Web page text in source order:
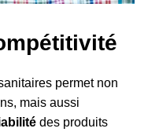
permet non
mais aussi
des produits